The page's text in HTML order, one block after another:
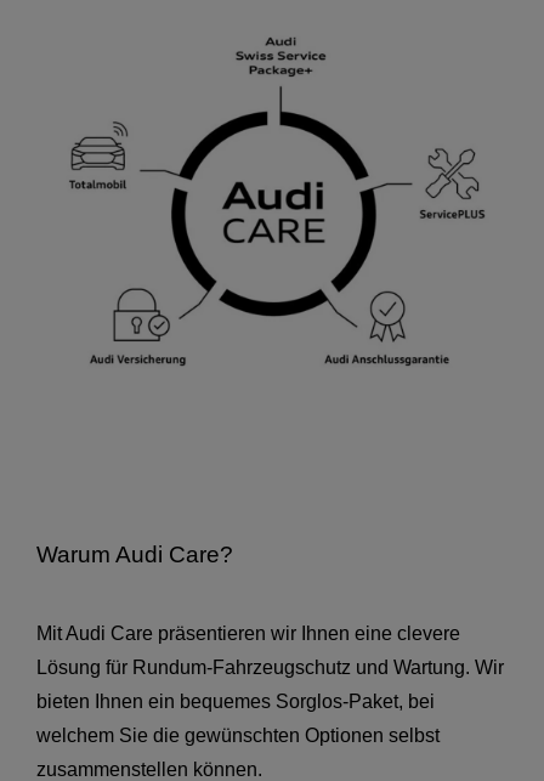
Warum Audi Care?
Mit Audi Care präsentieren wir Ihnen eine clevere
Lösung für Rundum-Fahrzeugschutz und Wartung. Wir
bieten Ihnen ein bequemes Sorglos-Paket, bei
welchem Sie die gewünschten Optionen selbst
zusammenstellen können.